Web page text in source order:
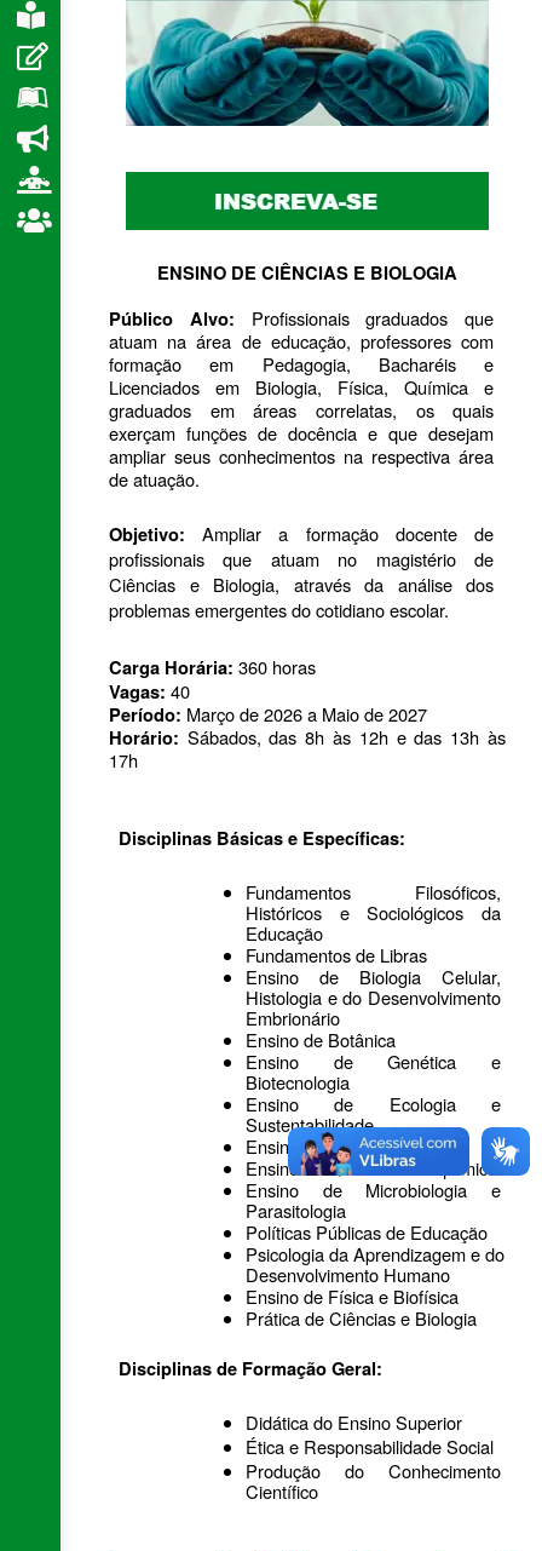
ENSINO DE CIÊNCIAS E BIOLOGIA
Público Alvo: Profissionais graduados que
atuam na área de educação, professores com
formação em Pedagogia, Bacharéis e
Licenciados em Biologia, Física, Química e
graduados em áreas correlatas, os quais
exerçam funções de docência e que desejam
ampliar seus conhecimentos na respectiva área
de atuação.
Objetivo: Ampliar a formação docente de
profissionais que atuam no magistério de
Ciências e Biologia, através da análise dos
problemas emergentes do cotidiano escolar.
Carga Horária: 360 horas
Vagas: 40
Período: Março de 2026 a Maio de 2027
Horário: Sábados, das 8h às 12h e das 13h às
17h
Disciplinas Básicas e Específicas:
Fundamentos Filosóficos,
Históricos e Sociológicos da
Educação
Fundamentos de Libras
Ensino de Biologia Celular,
Histologia e do Desenvolvimento
Embrionário
Ensino de Botânica
Ensino de Genética e
Biotecnologia
Ensino de Ecologia e
Sustentabilidade
Ensino de Zoologia
Ensino de Química e Bioquímica
Ensino de Microbiologia e
Parasitologia
Políticas Públicas de Educação
Psicologia da Aprendizagem e do
Desenvolvimento Humano
Ensino de Física e Biofísica
Prática de Ciências e Biologia
Disciplinas de Formação Geral:
Didática do Ensino Superior
Ética e Responsabilidade Social
Produção do Conhecimento
Científico